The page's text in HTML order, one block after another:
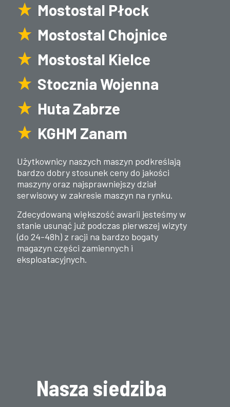
Mostostal Płock
Mostostal Chojnice
Mostostal Kielce
Stocznia Wojenna
Huta Zabrze
KGHM Zanam
Użytkownicy naszych maszyn podkreślają
bardzo dobry stosunek ceny do jakości
maszyny oraz najsprawniejszy dział
serwisowy w zakresie maszyn na rynku.
Zdecydowaną większość awarii jesteśmy w
stanie usunąć już podczas pierwszej wizyty
(do 24-48h) z racji na bardzo bogaty
magazyn części zamiennych i
eksploatacyjnych.
Nasza siedziba